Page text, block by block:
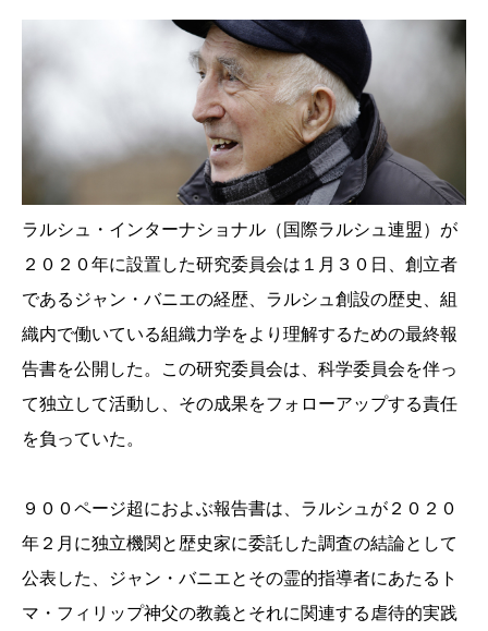
ラルシュ・インターナショナル（国際ラルシュ連盟）が
２０２０年に設置した研究委員会は１月３０日、創立者
であるジャン・バニエの経歴、ラルシュ創設の歴史、組
織内で働いている組織力学をより理解するための最終報
告書を公開した。この研究委員会は、科学委員会を伴っ
て独立して活動し、その成果をフォローアップする責任
を負っていた。
９００ページ超におよぶ報告書は、ラルシュが２０２０
年２月に独立機関と歴史家に委託した調査の結論として
公表した、ジャン・バニエとその霊的指導者にあたるト
マ・フィリップ神父の教義とそれに関連する虐待的実践